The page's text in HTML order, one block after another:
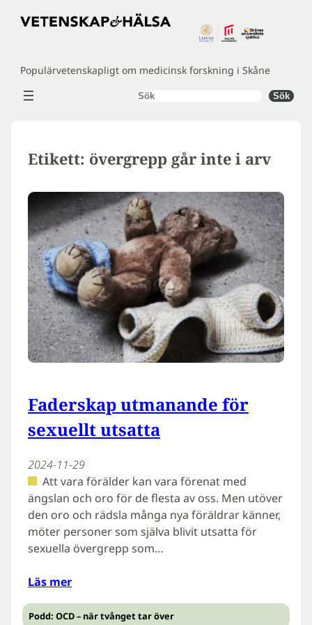
Hoppa
Populärvetenskapligt om medicinsk forskning i Skåne
Sök Sök
Etikett: övergrepp går inte i arv
Faderskap utmanande för
sexuellt utsatta
2024-11-29
Att vara förälder kan vara förenat med
ängslan och oro för de flesta av oss. Men utöver
den oro och rädsla många nya föräldrar känner,
möter personer som själva blivit utsatta för
sexuella övergrepp som…
Läs mer
Podd: OCD – när tvånget tar över